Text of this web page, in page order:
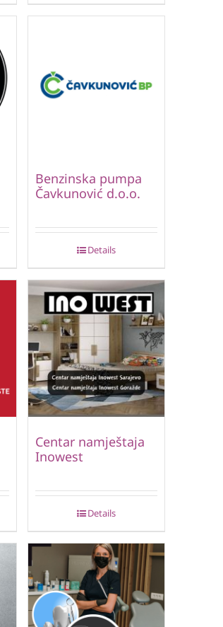
Benzinska pumpa
Čavkunović d.o.o.
Details
Centar namještaja
Inowest
Details